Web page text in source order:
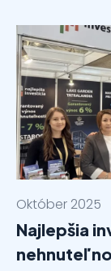
Október 2025
Najlepšia